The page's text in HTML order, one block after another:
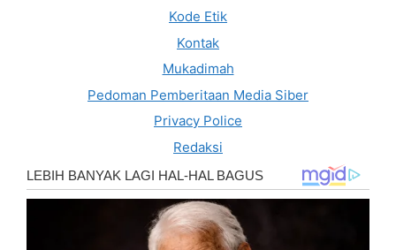
Kode Etik
Kontak
Mukadimah
Pedoman Pemberitaan Media Siber
Privacy Police
Redaksi